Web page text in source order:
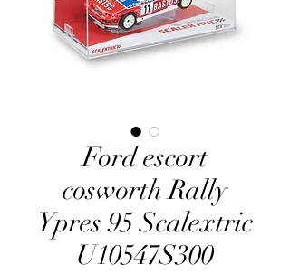
Ford escort
cosworth Rally
Ypres 95 Scalextric
U10547S300